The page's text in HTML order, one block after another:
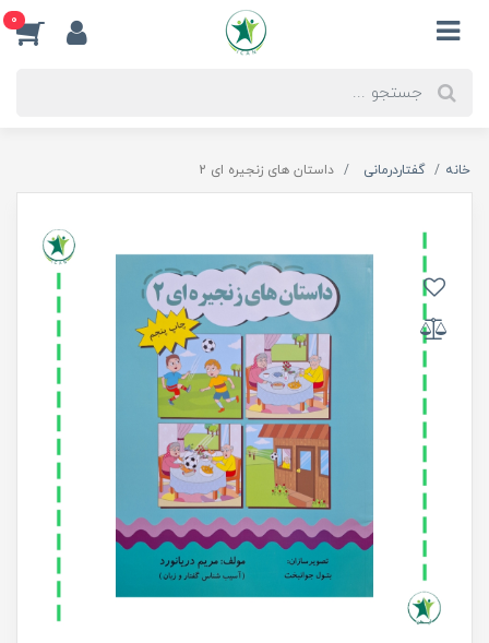
0
خانه گفتاردرمانی داستان های زنجیره ای 2